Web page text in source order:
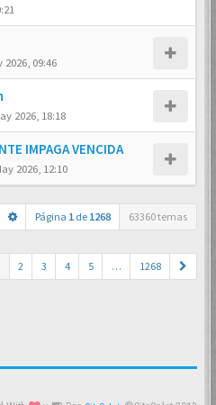
2026, 09:46
2026, 18:18
IMPAGA VENCIDA
2026, 12:10
Página 1 de 1268 63360 temas
2 3 4 5 … 1268